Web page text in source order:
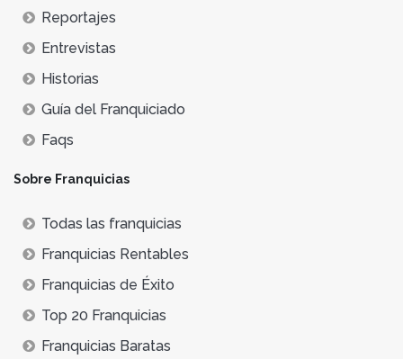
Reportajes
Entrevistas
Historias
Guía del Franquiciado
Faqs
Sobre Franquicias
Todas las franquicias
Franquicias Rentables
Franquicias de Éxito
Top 20 Franquicias
Franquicias Baratas